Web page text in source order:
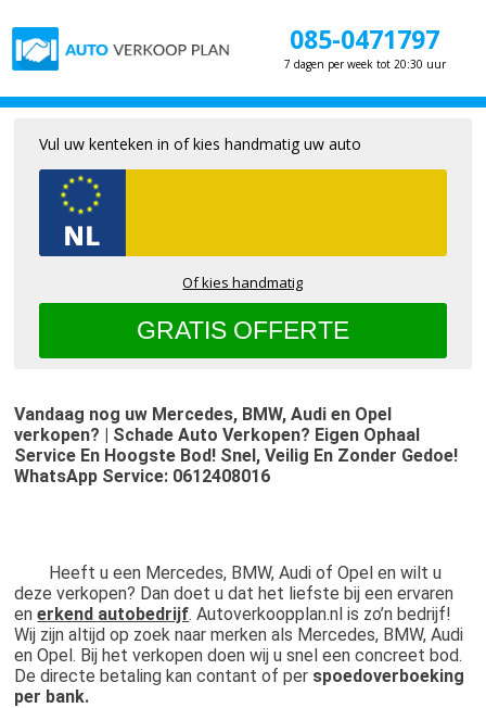
085-0471797
7 dagen per week tot 20:30 uur
Vandaag nog uw Mercedes, BMW, Audi en Opel
verkopen? | Schade Auto Verkopen? Eigen Ophaal
Service En Hoogste Bod! Snel, Veilig En Zonder Gedoe!
WhatsApp Service: 0612408016
deze verkopen? Dan doet u dat het liefste bij een ervaren
en erkend autobedrijf. Autoverkoopplan.nl is zo’n bedrijf!
Wij zijn altijd op zoek naar merken als Mercedes, BMW, Audi
en Opel. Bij het verkopen doen wij u snel een concreet bod.
De directe betaling kan contant of per spoedoverboeking
per bank.
Vul uw kenteken in of kies handmatig uw auto
Of kies handmatig